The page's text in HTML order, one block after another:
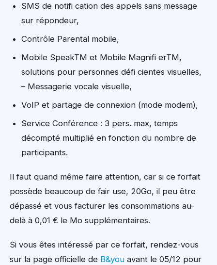
SMS de notifi cation des appels sans message
sur répondeur,
Contrôle Parental mobile,
Mobile SpeakTM et Mobile Magnifi erTM,
solutions pour personnes défi cientes visuelles,
– Messagerie vocale visuelle,
VoIP et partage de connexion (mode modem),
Service Conférence : 3 pers. max, temps
décompté multiplié en fonction du nombre de
participants.
Il faut quand même faire attention, car si ce forfait
possède beaucoup de fair use, 20Go, il peu être
dépassé et vous facturer les consommations au-
delà à 0,01 € le Mo supplémentaires.
Si vous êtes intéressé par ce forfait, rendez-vous
sur la page officielle de B&you avant le 05/12 pour